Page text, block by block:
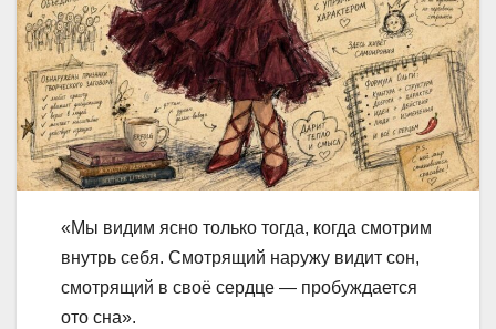
«Мы видим ясно только тогда, когда смотрим
внутрь себя. Смотрящий наружу видит сон,
смотрящий в своё сердце — пробуждается
ото сна».